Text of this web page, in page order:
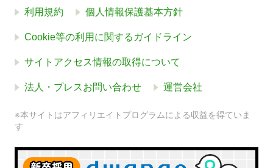
利用規約 個人情報保護基本方針
Cookie等の利用に関するガイドライン
サイトアクセス情報の取得について
法人・プレスお問い合わせ 運営会社
※本サイトはアフィリエイトプログラムによる収益を得ていま
す